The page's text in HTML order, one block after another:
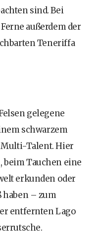
sind. Bei
außerdem der
Teneriffa
gelegene
schwarzem
Multi-Talent. Hier
Tauchen eine
erkunden oder
haben – zum
entfernten Lago